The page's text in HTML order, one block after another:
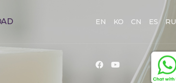
EN KO CN ES RU